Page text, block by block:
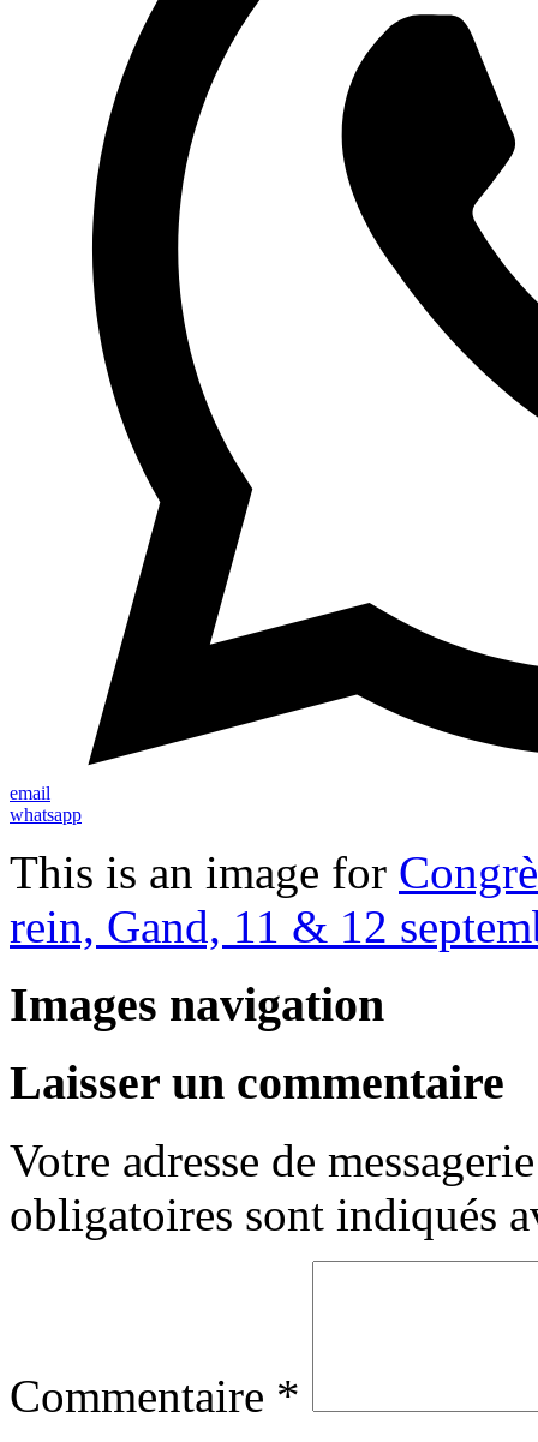
email
whatsapp
This is an image for
rein, Gand, 11 & 12
Images navigation
Laisser un commentaire
Votre adresse de
obligatoires sont indiqués
Commentaire *